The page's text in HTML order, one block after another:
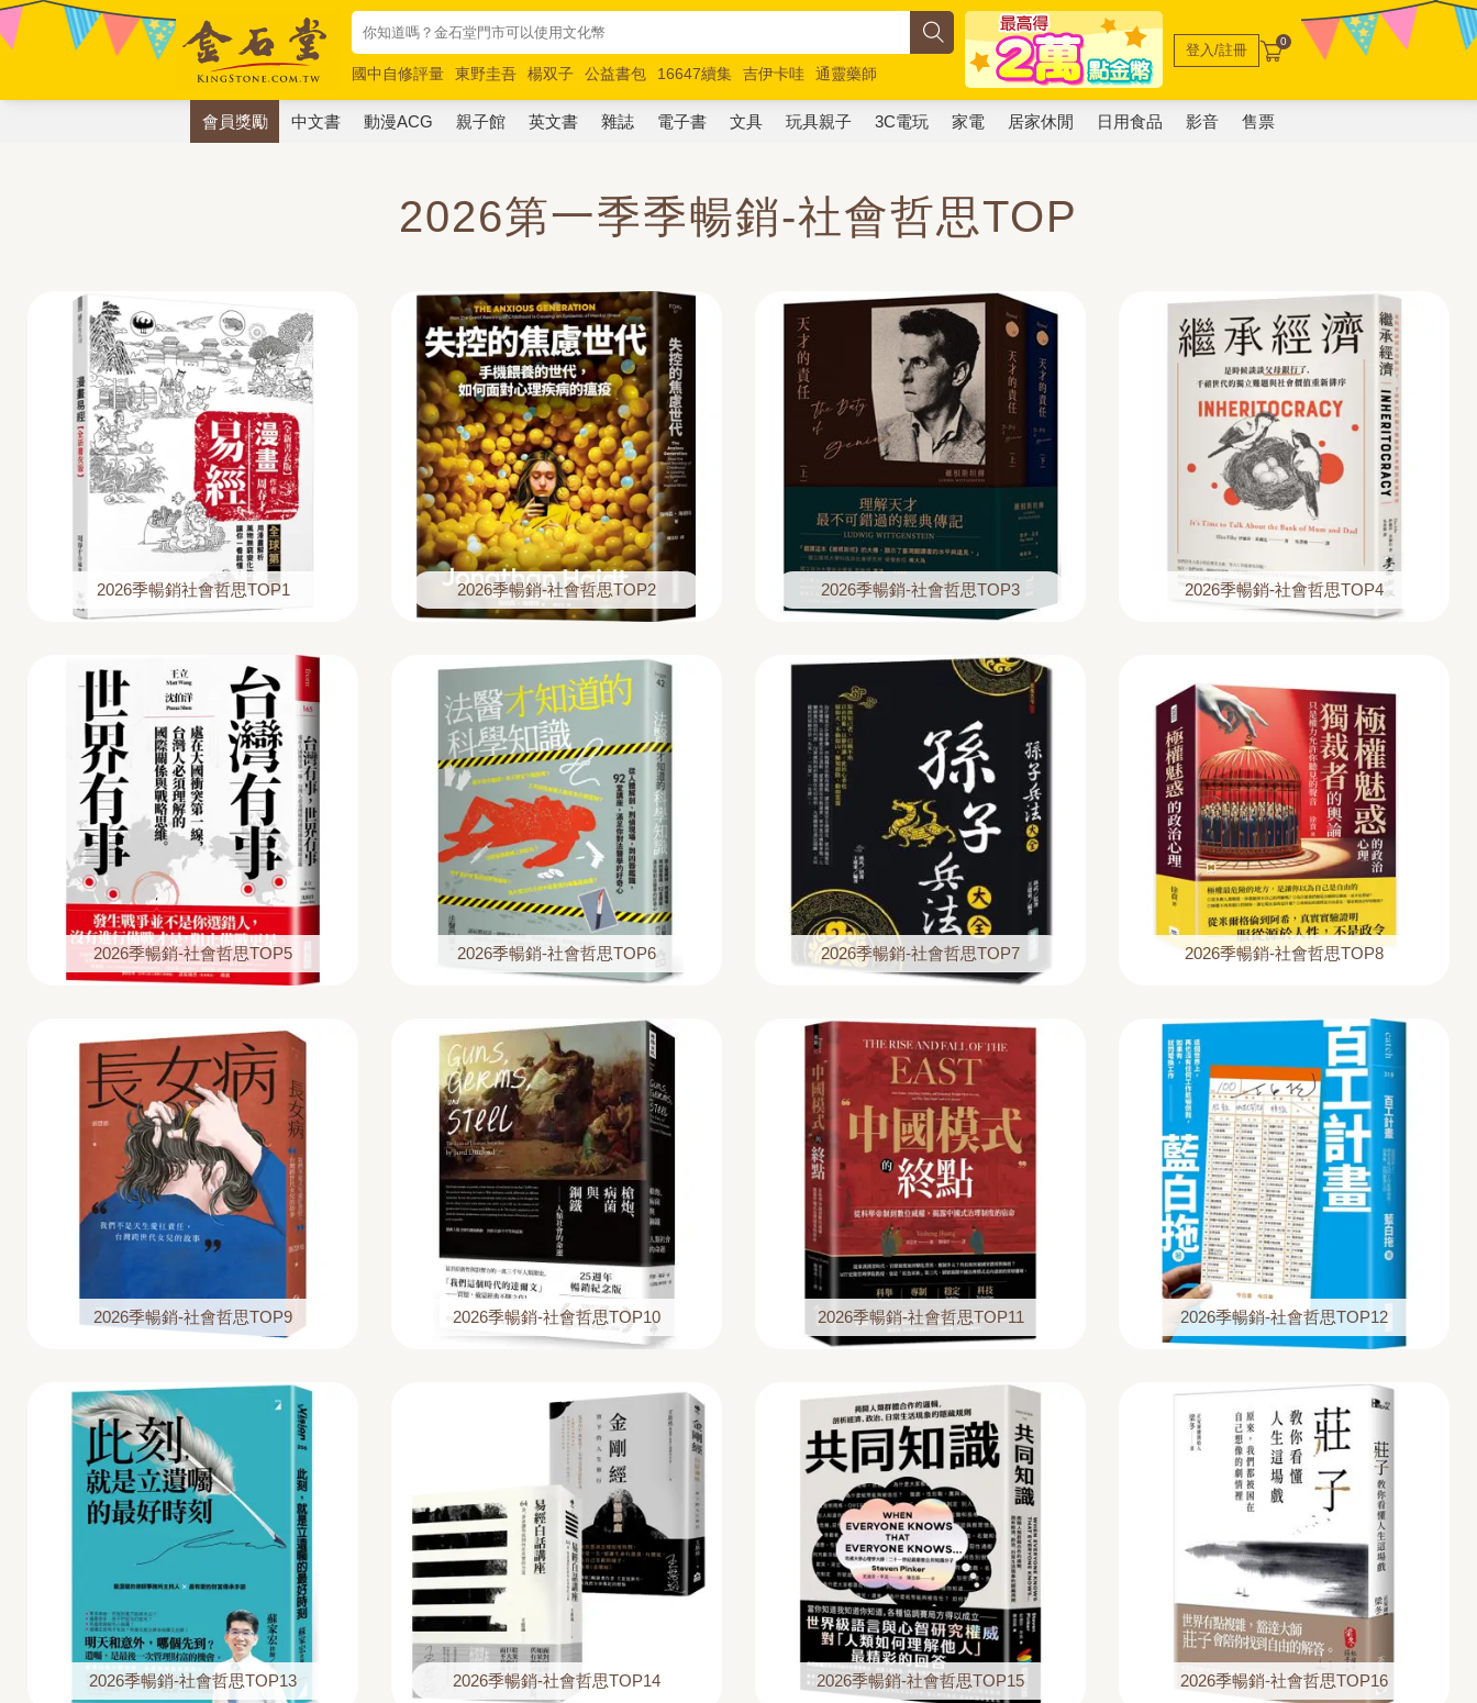
國中自修評量 東野圭吾 楊双子 公益書包 16647續集 吉伊卡哇
通靈藥師
唯紅花綻放
奧德賽 路邊攤新作 馬斯克 玩具總動員5 超慢跑
登入/註冊 0
會員獎勵 中文書 動漫ACG 親子館 英文書 雜誌 電子書 文具 玩具親子 3C電玩 家電 居家休閒 日用食品 影音 售票
2026第一季季暢銷-社會哲思TOP
2026季暢銷社會哲思TOP1 2026季暢銷-社會哲思TOP2 2026季暢銷-社會哲思TOP3 2026季暢銷-社會哲思TOP4
2026季暢銷-社會哲思TOP5 2026季暢銷-社會哲思TOP6 2026季暢銷-社會哲思TOP7 2026季暢銷-社會哲思TOP8
2026季暢銷-社會哲思TOP9 2026季暢銷-社會哲思TOP10 2026季暢銷-社會哲思TOP11 2026季暢銷-社會哲思TOP12
2026季暢銷-社會哲思TOP13 2026季暢銷-社會哲思TOP14 2026季暢銷-社會哲思TOP15 2026季暢銷-社會哲思TOP16